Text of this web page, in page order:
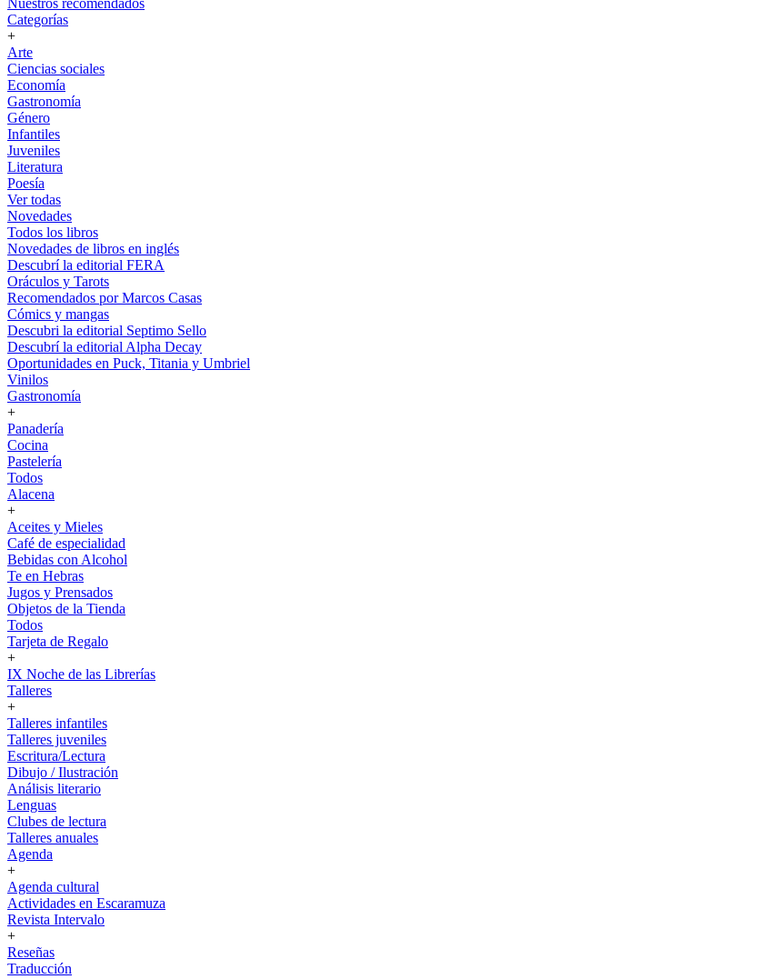
Nuestros recomendados
Categorías
+
Arte
Ciencias sociales
Economía
Gastronomía
Género
Infantiles
Juveniles
Literatura
Poesía
Ver todas
Novedades
Todos los libros
Novedades de libros en inglés
Descubrí la editorial FERA
Oráculos y Tarots
Recomendados por Marcos Casas
Cómics y mangas
Descubri la editorial Septimo Sello
Descubrí la editorial Alpha Decay
Oportunidades en Puck, Titania y Umbriel
Vinilos
Gastronomía
+
Panadería
Cocina
Pastelería
Todos
Alacena
+
Aceites y Mieles
Café de especialidad
Bebidas con Alcohol
Te en Hebras
Jugos y Prensados
Objetos de la Tienda
Todos
Tarjeta de Regalo
+
IX Noche de las Librerías
Talleres
+
Talleres infantiles
Talleres juveniles
Escritura/Lectura
Dibujo / Ilustración
Análisis literario
Lenguas
Clubes de lectura
Talleres anuales
Agenda
+
Agenda cultural
Actividades en Escaramuza
Revista Intervalo
+
Reseñas
Traducción